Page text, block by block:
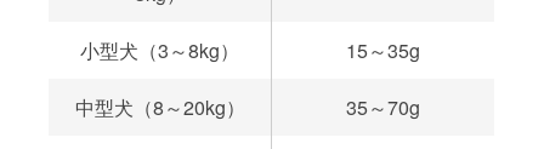
小型犬（3～8kg） 15～35g
中型犬（8～20kg） 35～70g